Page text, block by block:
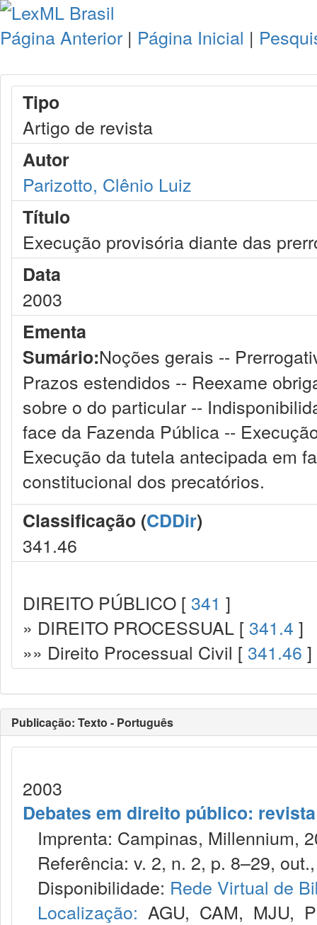
Página Anterior | Página Inicial |
Tipo
Artigo de revista
Autor
Parizotto, Clênio Luiz
Título
Execução provisória diante das
Data
2003
Ementa
Sumário:Noções gerais --
Prazos estendidos -- Reexame
sobre o do particular --
face da Fazenda Pública --
Execução da tutela antecipada em
constitucional dos precatórios.
Classificação (CDDir)
341.46
DIREITO PÚBLICO [ 341 ]
» DIREITO PROCESSUAL [ 341.4 ]
»» Direito Processual Civil [ 341.46 ]
Publicação: Texto - Português
2003
Debates em direito público:
Imprenta: Campinas, Millennium,
Referência: v. 2, n. 2, p. 8–29,
Disponibilidade: Rede Virtual de
Localização: AGU, CAM, MJU,